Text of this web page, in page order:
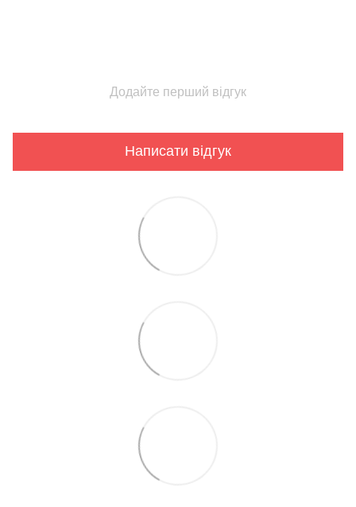
Додайте перший відгук
Написати відгук